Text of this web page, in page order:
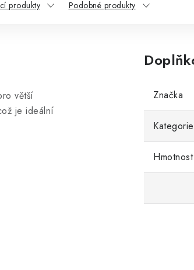
produkty Podobné produkty
větší
je ideální
Značka
Kategorie
Hmotnost